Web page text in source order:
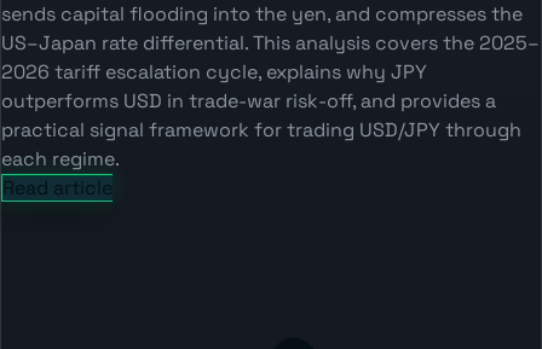
sends capital flooding into the yen, and compresses the
US–Japan rate differential. This analysis covers the 2025–
2026 tariff escalation cycle, explains why JPY
outperforms USD in trade-war risk-off, and provides a
practical signal framework for trading USD/JPY through
each regime.
Read article